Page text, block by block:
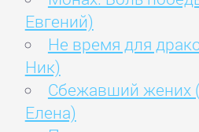
Евгений)
Не время для
Ник)
Сбежавший жених
Елена)